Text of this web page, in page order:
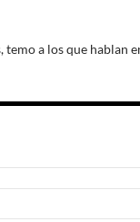
temo a los que hablan